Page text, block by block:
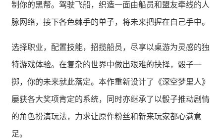
制你的黑帮。驾驶飞船，织造一面由船员和盟友牵线的人
脉网络，接下各色棘手的单子，将未来把握在自己手中。
选择职业，配置技能，招揽船员，尽享以桌游为灵感的独
特游戏体验。在复杂的世界中做出艰难的抉择，骰子一
掷，你的未来就此落定。本作重新设计了《深空梦里人》
屡获各大奖项肯定的系统，同时亦继承了以骰子推动剧情
的角色扮演玩法，力求让原作粉丝和新来玩家都心满意
足。